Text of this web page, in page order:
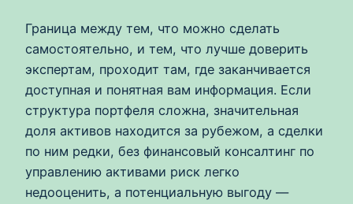
Граница между тем, что можно сделать
самостоятельно, и тем, что лучше доверить
экспертам, проходит там, где заканчивается
доступная и понятная вам информация. Если
структура портфеля сложна, значительная
доля активов находится за рубежом, а сделки
по ним редки, без финансовый консалтинг по
управлению активами риск легко
недооценить, а потенциальную выгоду —